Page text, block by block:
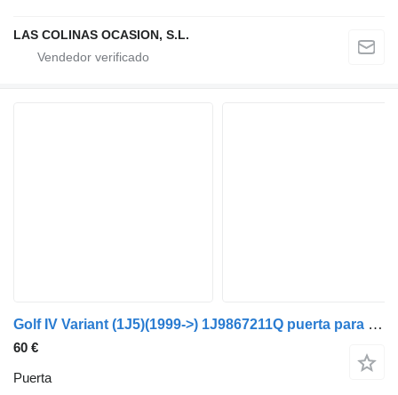
LAS COLINAS OCASION, S.L.
Golf IV Variant (1J5)(1999->) 1J9867211Q puerta para Volkswagen Golf IV Variant (1J5)(1999->) coche
60 €
Puerta